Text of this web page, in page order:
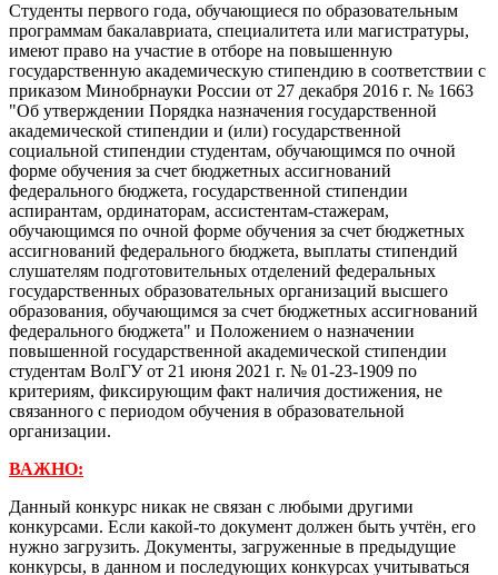
Студенты первого года, обучающиеся по образовательным
программам бакалавриата, специалитета или магистратуры,
имеют право на участие в отборе на повышенную
государственную академическую стипендию в соответствии с
приказом Минобрнауки России от 27 декабря 2016 г. № 1663
"Об утверждении Порядка назначения государственной
академической стипендии и (или) государственной
социальной стипендии студентам, обучающимся по очной
форме обучения за счет бюджетных ассигнований
федерального бюджета, государственной стипендии
аспирантам, ординаторам, ассистентам-стажерам,
обучающимся по очной форме обучения за счет бюджетных
ассигнований федерального бюджета, выплаты стипендий
слушателям подготовительных отделений федеральных
государственных образовательных организаций высшего
образования, обучающимся за счет бюджетных ассигнований
федерального бюджета" и Положением о назначении
повышенной государственной академической стипендии
студентам ВолГУ от 21 июня 2021 г. № 01-23-1909 по
критериям, фиксирующим факт наличия достижения, не
связанного с периодом обучения в образовательной
организации.
ВАЖНО:
Данный конкурс никак не связан с любыми другими
конкурсами. Если какой-то документ должен быть учтён, его
нужно загрузить. Документы, загруженные в предыдущие
конкурсы, в данном и последующих конкурсах учитываться